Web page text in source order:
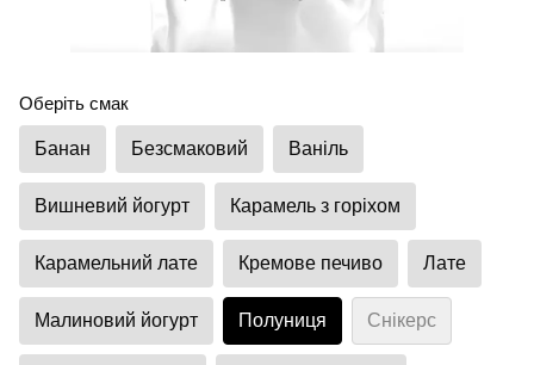
Оберіть смак
Банан Безсмаковий Ваніль
Вишневий йогурт Карамель з горіхом
Карамельний лате Кремове печиво Лате
Малиновий йогурт Полуниця Снікерс